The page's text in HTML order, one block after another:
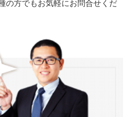
の方でもお気軽にお問合せくだ